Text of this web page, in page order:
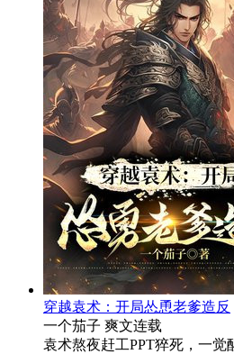
穿越袁术：开局怂恿老爹造反
一个茄子 爽文连载
袁术熬夜赶工PPT猝死，一